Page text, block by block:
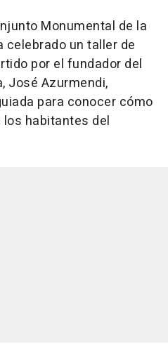
Monumental de la
celebrado un taller de
por el fundador del
José Azurmendi,
para conocer cómo
habitantes del